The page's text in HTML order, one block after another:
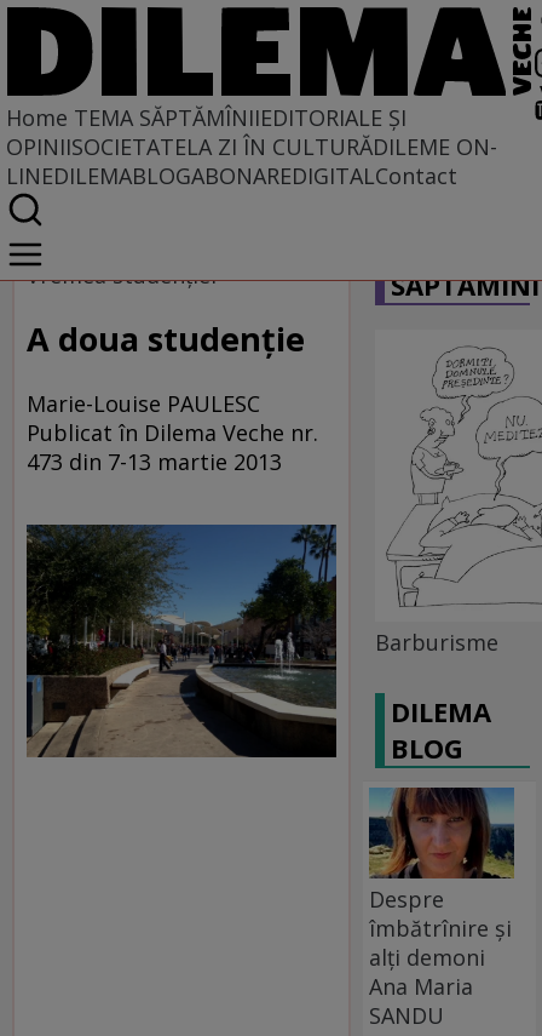
Home TEMA SĂPTĂMÎNIIEDITORIALE ȘI
OPINIISOCIETATELA ZI ÎN CULTURĂDILEME ON-
LINEDILEMABLOGABONAREDIGITALContact
Home
Tema săptămînii
Vremea studenţiei
A doua studenţie
Marie-Louise PAULESC
Publicat în Dilema Veche nr.
473 din 7-13 martie 2013
Barburisme
DILEMA
BLOG
Despre
îmbătrînire și
alți demoni
Ana Maria
SANDU